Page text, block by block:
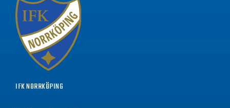
IFK NORRKÖPING